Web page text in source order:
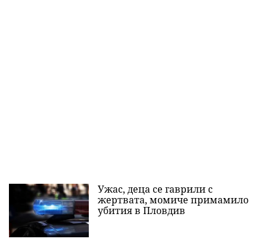
Ужас, деца се гаврили с
жертвата, момиче примамило
убития в Пловдив